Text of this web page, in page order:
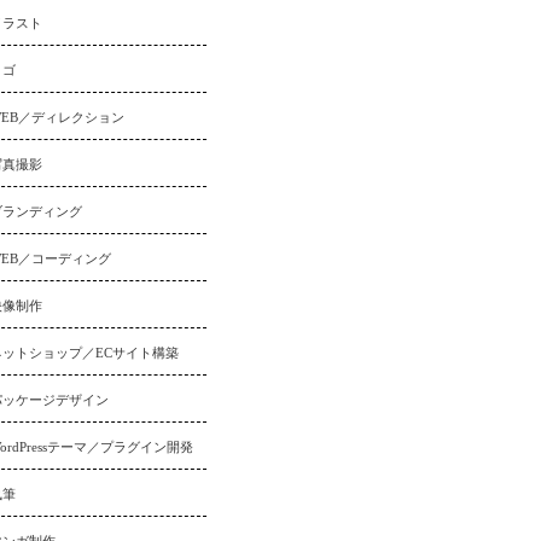
スト
ゴ
／ディレクション
真撮影
ランディング
／コーディング
像制作
ットショップ／ECサイト構築
ッケージデザイン
テーマ／プラグイン開発
筆